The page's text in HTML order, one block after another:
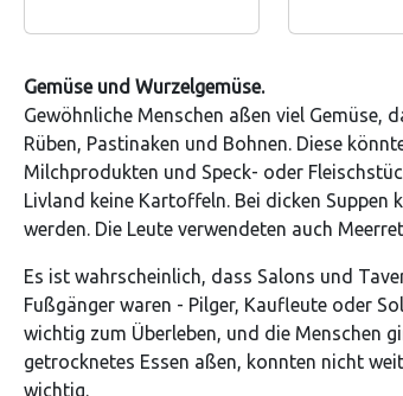
Gemüse und Wurzelgemüse.
Gewöhnliche Menschen aßen viel
Rüben, Pastinaken und Bohnen. Diese
Milchprodukten und Speck- oder
Livland keine Kartoffeln. Bei dicken Suppen
werden. Die Leute verwendeten auch
Es ist wahrscheinlich, dass Salons und
Fußgänger waren - Pilger, Kaufleute oder
wichtig zum Überleben, und die Menschen
getrocknetes Essen aßen, konnten nicht
wichtig.